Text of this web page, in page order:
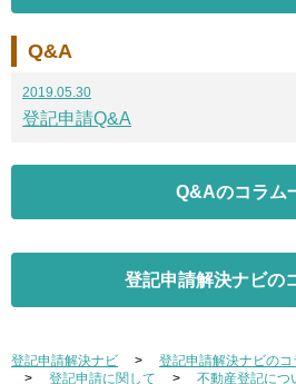
Q&A
2019.05.30
登記申請Q&A
Q&Aのコラム
登記申請解決ナビの
登記申請解決ナビ
登記申請解決ナビのコ
登記申請に関して
不動産登記につ